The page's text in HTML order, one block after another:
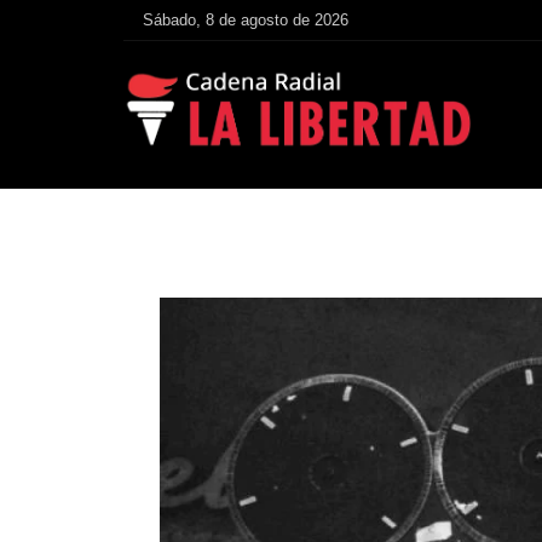
Sábado, 8 de agosto de 2026